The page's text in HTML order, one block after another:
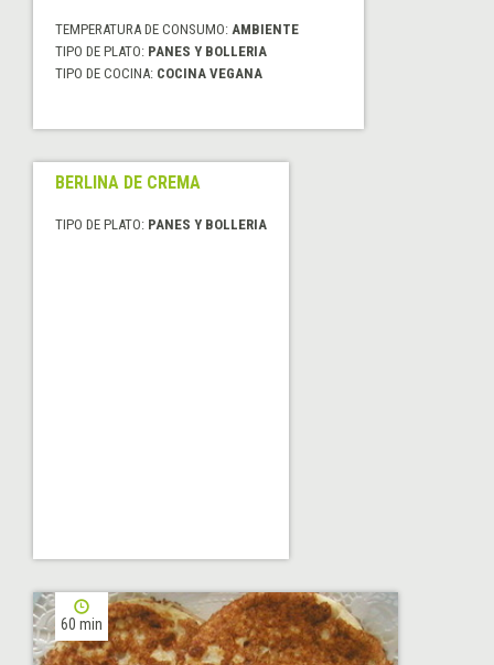
TEMPERATURA DE CONSUMO: AMBIENTE
TIPO DE PLATO: PANES Y BOLLERIA
TIPO DE COCINA: COCINA VEGANA
BERLINA DE CREMA
TIPO DE PLATO: PANES Y BOLLERIA
60 min